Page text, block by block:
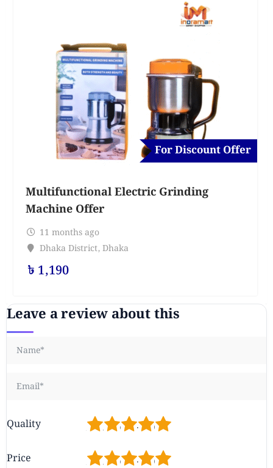
For Discount Offer
Multifunctional Electric Grinding
Machine Offer
11 months ago
Dhaka District, Dhaka
৳ 1,190
Leave a review about this
Quality 5
4
3
2
Price 5
4
3
2